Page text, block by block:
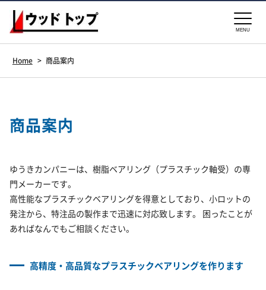
MENU
Home > 商品案内
商品案内
ゆうきカンパニーは、樹脂ベアリング（プラスチック軸受）の専
門メーカーです。
高性能なプラスチックベアリングを得意としており、小ロットの
発注から、特注品の製作まで迅速に対応致します。 困ったことが
あればなんでもご相談ください。
高精度・高品質なプラスチックベアリングを作ります